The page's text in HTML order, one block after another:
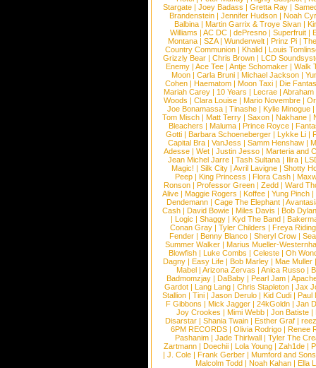
Stargate |Joey Badass |Gretta Ray |
Brandenstein |Jennifer Hudson |Noah
Balbina | Martin Garrix & Troye Sivan |
Williams |AC DC |dePresno |Superfruit |
Montana |SZA|Wunderwelt |Prinz Pi |
Country Communion | Khalid | Louis
Grizzly Bear | Chris Brown | LCD
Enemy | Ace Tee | Antje Schomaker | Walk
Moon |Carla Bruni |Michael Jackson |
Cohen |Haematom |Moon Taxi |Die
Mariah Carey | 10 Years | Lecrae | Abraham
Woods |Clara Louise |Mario Novembre |
Joe Bonamassa | Tinashe | Kylie Minogue |
Tom Misch |Matt Terry |Saxon |Nakhane |
Bleachers | Maluma | Prince Royce |
Gotti |Barbara Schoeneberger |Lykke Li |
Capital Bra |VanJess |Samm Henshaw |
Adesse |Wet |Justin Jesso |Marteria and
Jean Michel Jarre |Tash Sultana | Ilira |
Magic! | Silk City | Avril Lavigne | Shotty
Peep |King Princess |Flora Cash |
Ronson |Professor Green |Zedd |Ward
Alive |Maggie Rogers |Koffee |Yung Pinch |
Dendemann |Cage The Elephant |
Cash | David Bowie | Miles Davis | Bob Dylan
|Logic |Shaggy |Kyd The Band |
Conan Gray |Tyler Childers |Freya
Fender |Benny Blanco |Sheryl Crow |
Summer Walker |Marius Mueller-
Blowfish | Luke Combs | Celeste | Oh
Dagny |Easy Life |Bob Marley |Mae Muller
Mabel |Arizona Zervas |Anica Russo |
Badmomzjay |DaBaby |Pearl Jam |
Gardot | Lang Lang | Chris Stapleton | Jax
Stallion |Tini |Jason Derulo |Kid Cudi |Paul
F Gibbons | Mick Jagger | 24kGoldn | Jan
Joy Crookes | Mimi Webb | Jon Batiste |
Disarstar | Shania Twain | Esther Graf |
6PM RECORDS | Olivia Rodrigo | Renee
Pashanim |Jade Thirlwall |Tyler The
Zartmann | Doechii | Lola Young | Zah1de |
| J. Cole | Frank Gerber | Mumford and Sons
Malcolm Todd | Noah Kahan | Ella